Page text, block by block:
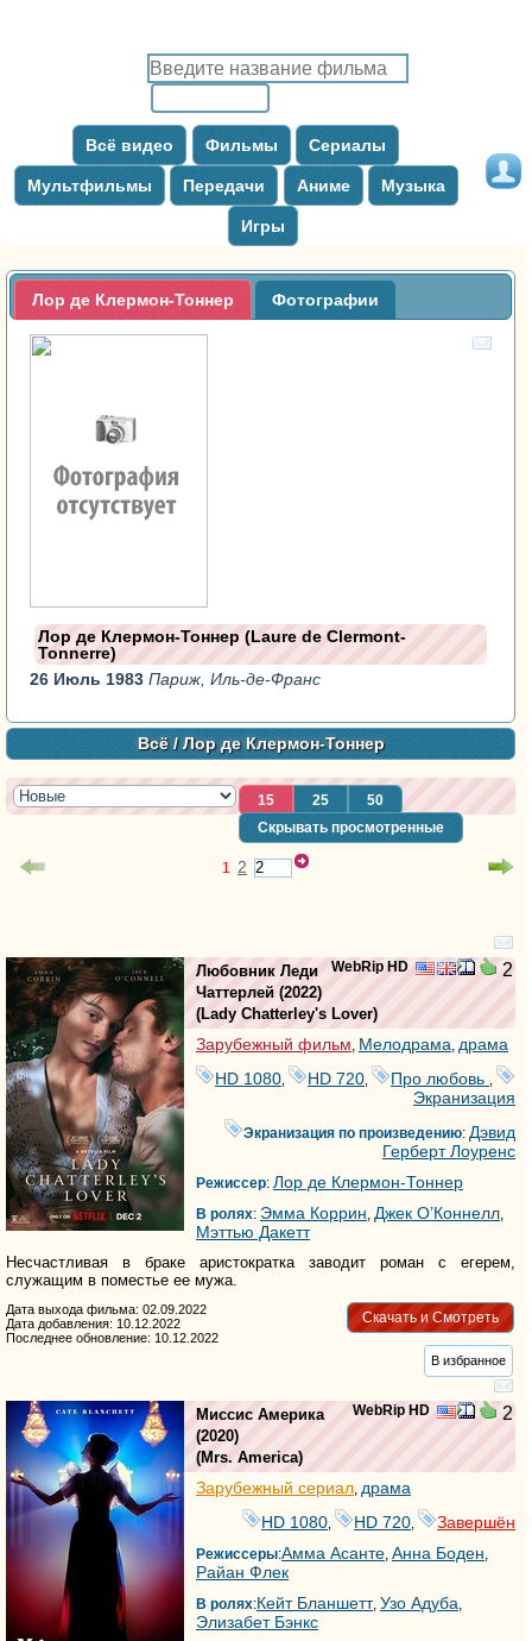
Всё видео Фильмы Сериалы
Мультфильмы Передачи Аниме Музыка
Игры
Лор де Клермон-Тоннер Фотографии
Лор де Клермон-Тоннер (Laure de Clermont-
Tonnerre)
26 Июль 1983Париж, Иль-де-Франс
Всё/ Лор де Клермон-Тоннер
15 25
50
Скрывать просмотренные
1 2
WebRip HD 2
Любовник Леди
Чаттерлей (2022)
(Lady Chatterley's Lover)
Зарубежный фильм, Мелодрама, драма
HD 1080
HD 720 Про любовь
Экранизация
Экранизация по произведению:Дэвид
Герберт Лоуренс
Режиссер: Лор де Клермон-Тоннер
В ролях: Эмма Коррин, Джек О’Коннелл,
Мэттью Дакетт
Несчастливая в браке аристократка заводит роман с егерем,
служащим в поместье ее мужа.
Скачать и Смотреть
Дата выхода фильма: 02.09.2022
Дата добавления: 10.12.2022
Последнее обновление: 10.12.2022
В избранное
WebRip HD 2
Миссис Америка
(2020)
(Mrs. America)
Зарубежный сериал, драма
HD 1080
HD 720 Завершён
Режиссеры:Амма Асанте, Анна Боден,
Райан Флек
В ролях:Кейт Бланшетт, Узо Адуба,
Элизабет Бэнкс